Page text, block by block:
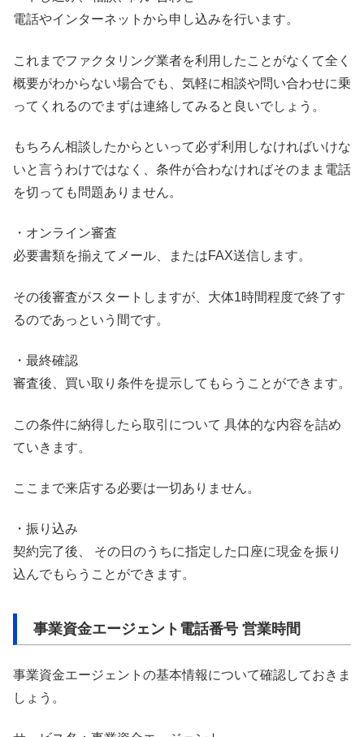
電話やインターネットから申し込みを行います。
これまでファクタリング業者を利用したことがなくて全く
概要がわからない場合でも、気軽に相談や問い合わせに乗
ってくれるのでまずは連絡してみると良いでしょう。
もちろん相談したからといって必ず利用しなければいけな
いと言うわけではなく、条件が合わなければそのまま電話
を切っても問題ありません。
・オンライン審査
必要書類を揃えてメール、またはFAX送信します。
その後審査がスタートしますが、大体1時間程度で終了す
るのであっという間です。
・最終確認
審査後、買い取り条件を提示してもらうことができます。
この条件に納得したら取引について 具体的な内容を詰め
ていきます。
ここまで来店する必要は一切ありません。
・振り込み
契約完了後、 その日のうちに指定した口座に現金を振り
込んでもらうことができます。
事業資金エージェント電話番号 営業時間
事業資金エージェントの基本情報について確認しておきま
しょう。